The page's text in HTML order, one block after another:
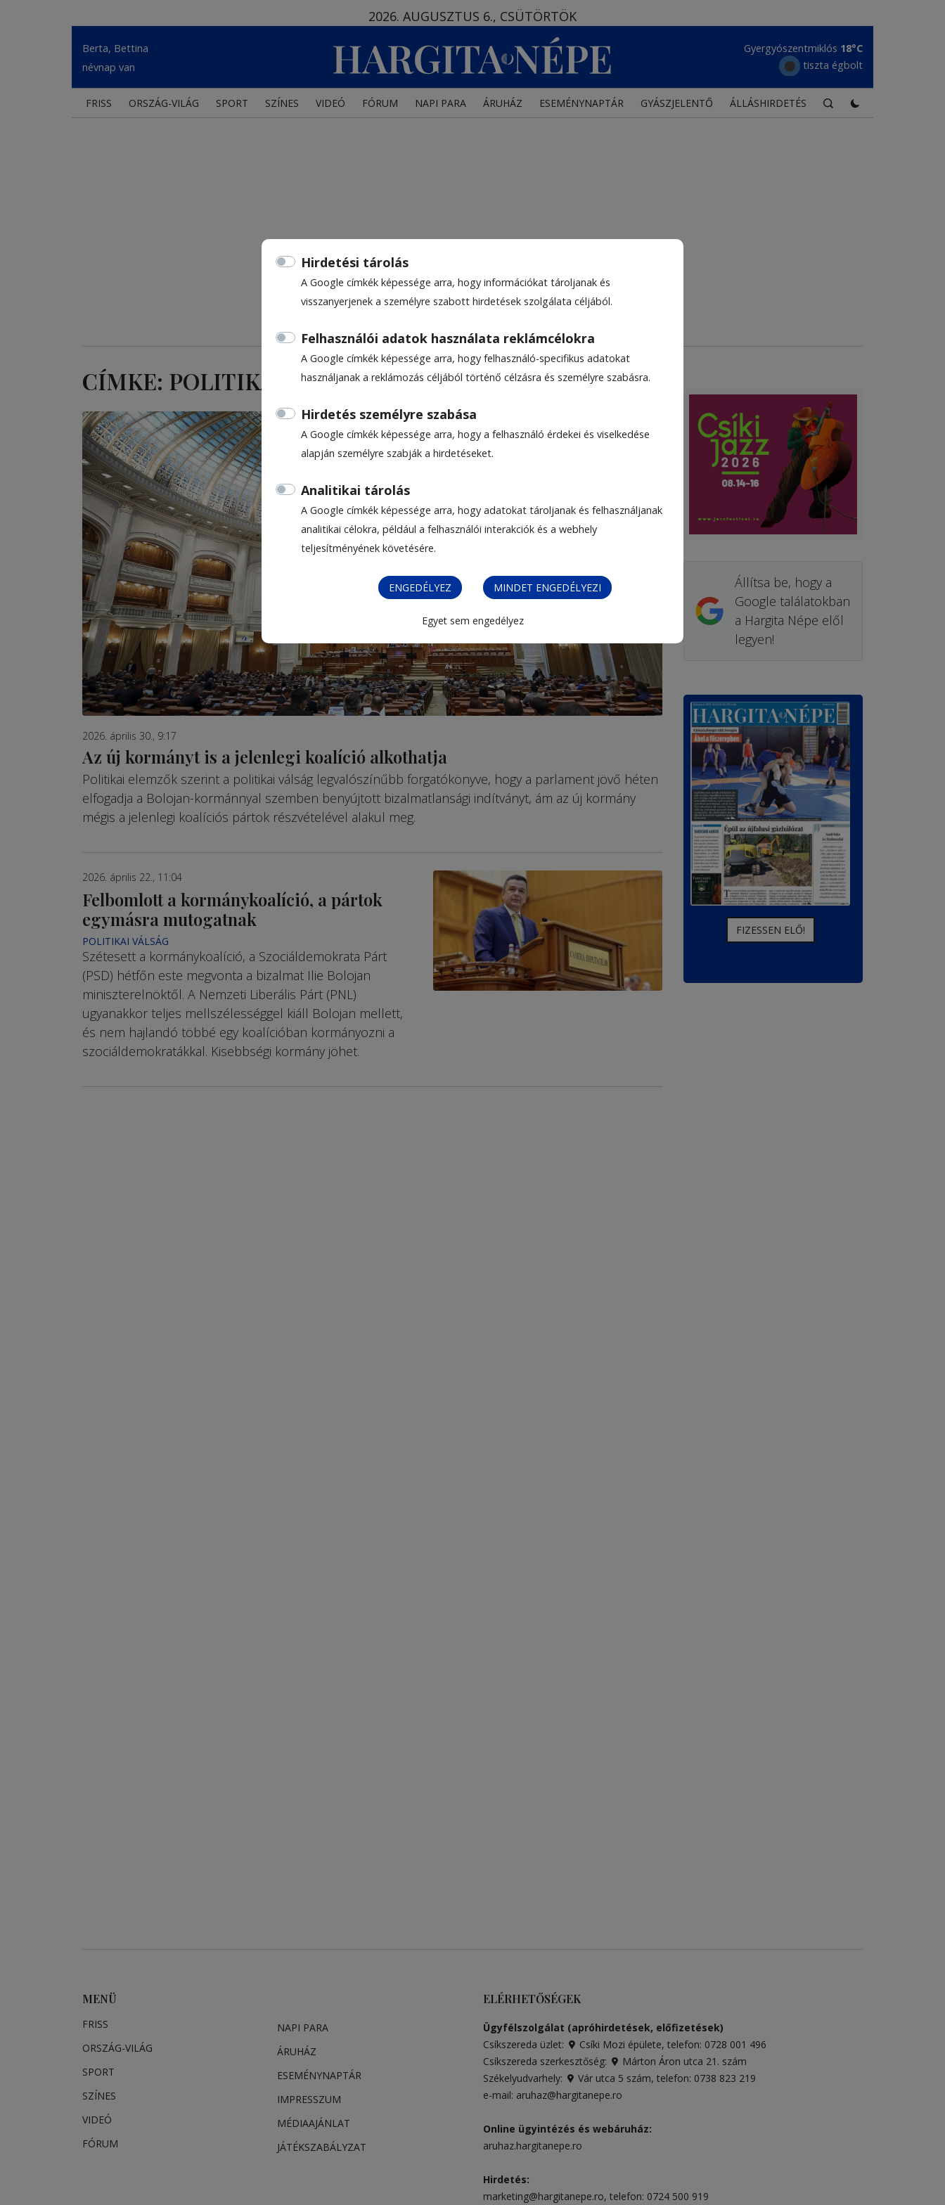
Hirdetési tárolás
A Google címkék képessége arra, hogy információkat tároljanak és
visszanyerjenek a személyre szabott hirdetések szolgálata céljából.
Felhasználói adatok használata reklámcélokra
A Google címkék képessége arra, hogy felhasználó-specifikus adatokat
használjanak a reklámozás céljából történő célzásra és személyre szabásra.
Hirdetés személyre szabása
A Google címkék képessége arra, hogy a felhasználó érdekei és viselkedése
alapján személyre szabják a hirdetéseket.
Analitikai tárolás
A Google címkék képessége arra, hogy adatokat tároljanak és felhasználjanak
analitikai célokra, például a felhasználói interakciók és a webhely
teljesítményének követésére.
ENGEDÉLYEZ MINDET ENGEDÉLYEZI
Egyet sem engedélyez
2026. AUGUSZTUS 6., CSÜTÖRTÖK
Berta, Bettina
névnap van
Gyergyószentmiklós 18°C
tiszta égbolt
FRISS ORSZÁG-VILÁG SPORT SZÍNES VIDEÓ FÓRUM NAPI PARA ÁRUHÁZ ESEMÉNYNAPTÁR GYÁSZJELENTŐ ÁLLÁSHIRDETÉS
CÍMKE: POLITIKAI VÁLSÁG
2026. április 30., 9:17
Az új kormányt is a jelenlegi koalíció alkothatja
Politikai elemzők szerint a politikai válság legvalószínűbb forgatókönyve, hogy a parlament jövő héten
elfogadja a Bolojan-kormánnyal szemben benyújtott bizalmatlansági indítványt, ám az új kormány
mégis a jelenlegi koalíciós pártok részvételével alakul meg.
2026. április 22., 11:04
Felbomlott a kormánykoalíció, a pártok
egymásra mutogatnak
POLITIKAI VÁLSÁG
Szétesett a kormánykoalíció, a Szociáldemokrata Párt
(PSD) hétfőn este megvonta a bizalmat Ilie Bolojan
miniszterelnöktől. A Nemzeti Liberális Párt (PNL)
ugyanakkor teljes mellszélességgel kiáll Bolojan mellett,
és nem hajlandó többé egy koalícióban kormányozni a
szociáldemokratákkal. Kisebbségi kormány jöhet.
Állítsa be, hogy a
Google találatokban
a Hargita Népe elől
legyen!
FIZESSEN ELŐ!
MENÜ
FRISS
ORSZÁG-VILÁG
SPORT
SZÍNES
VIDEÓ
FÓRUM
NAPI PARA
ÁRUHÁZ
ESEMÉNYNAPTÁR
IMPRESSZUM
MÉDIAAJÁNLAT
JÁTÉKSZABÁLYZAT
ELÉRHETŐSÉGEK
Ügyfélszolgálat (apróhirdetések, előfizetések)
Csíkszereda üzlet:
Csíki Mozi épülete, telefon: 0728 001 496
Csíkszereda szerkesztőség:
Márton Áron utca 21. szám
Székelyudvarhely:
Vár utca 5 szám, telefon: 0738 823 219
e-mail: aruhaz@hargitanepe.ro
Online ügyintézés és webáruház:
aruhaz.hargitanepe.ro
Hirdetés:
marketing@hargitanepe.ro, telefon: 0724 500 919